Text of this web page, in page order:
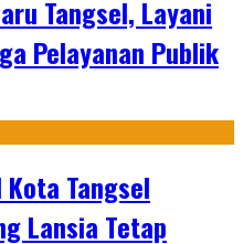
Tangsel, Layani
Pelayanan Publik
Kota Tangsel
Lansia Tetap